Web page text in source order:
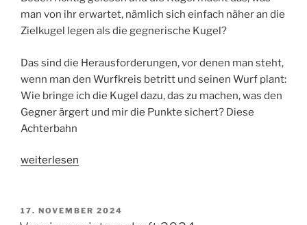
man von ihr erwartet, nämlich sich einfach näher an die
Zielkugel legen als die gegnerische Kugel?
Das sind die Herausforderungen, vor denen man steht,
wenn man den Wurfkreis betritt und seinen Wurf plant:
Wie bringe ich die Kugel dazu, das zu machen, was den
Gegner ärgert und mir die Punkte sichert? Diese
Achterbahn
„Die
auf
weiterlesen
VERÖFFENTLICHT
AM
17. NOVEMBER 2024